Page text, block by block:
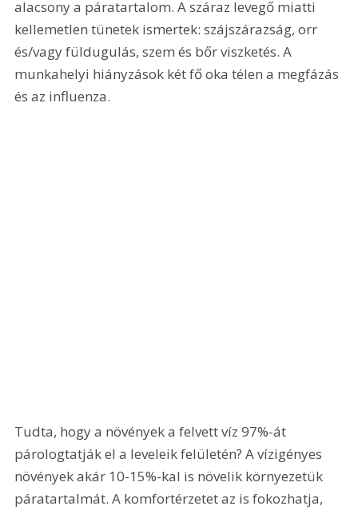
alacsony a páratartalom. A száraz levegő miatti
kellemetlen tünetek ismertek: szájszárazság, orr
és/vagy füldugulás, szem és bőr viszketés. A
munkahelyi hiányzások két fő oka télen a megfázás
és az influenza.
Tudta, hogy a növények a felvett víz 97%-át
párologtatják el a leveleik felületén? A vízigényes
növények akár 10-15%-kal is növelik környezetük
páratartalmát. A komfortérzetet az is fokozhatja,